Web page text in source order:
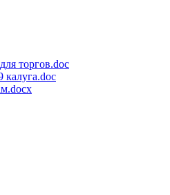
торгов.doc
калуга.doc